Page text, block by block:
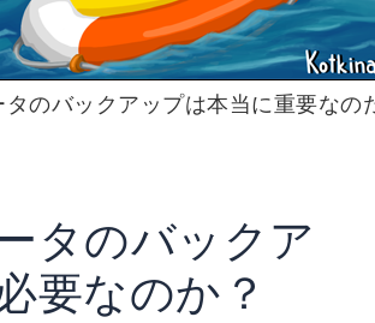
タのバックアップは本当に重要なの
タのバックア
要なのか？